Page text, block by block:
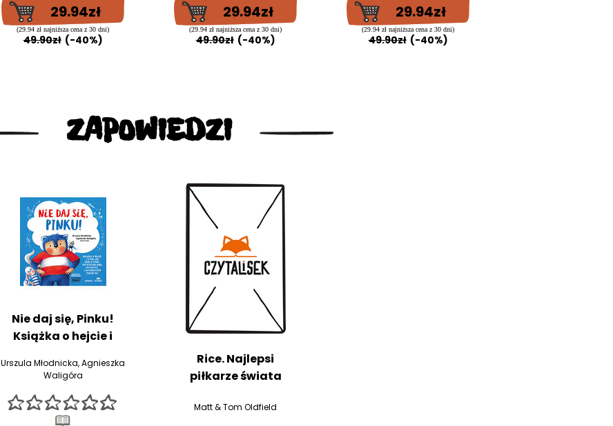
29.94zł
(29.94 zł najniższa cena z 30 dni)
49.90zł (-40%)
29.94zł
(29.94 zł najniższa cena z 30 dni)
49.90zł (-40%)
29.94zł
(29.94 zł najniższa cena z 30 dni)
49.90zł (-40%)
ZAPOWIEDZI
Nie daj się, Pinku!
Książka o hejcie i
Urszula Młodnicka,Agnieszka
Waligóra
Rice. Najlepsi
piłkarze świata
Matt & Tom Oldfield